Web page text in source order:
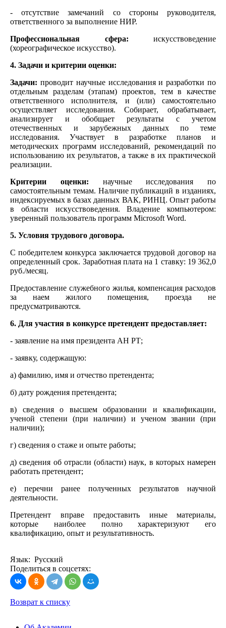
- отсутствие замечаний со стороны руководителя,
ответственного за выполнение НИР.
Профессиональная сфера: искусствоведение
(хореографическое искусство).
4. Задачи и критерии оценки:
Задачи: проводит научные исследования и разработки по
отдельным разделам (этапам) проектов, тем в качестве
ответственного исполнителя, и (или) самостоятельно
осуществляет исследования. Собирает, обрабатывает,
анализирует и обобщает результаты с учетом
отечественных и зарубежных данных по теме
исследования. Участвует в разработке планов и
методических программ исследований, рекомендаций по
использованию их результатов, а также в их практической
реализации.
Критерии оценки: научные исследования по
самостоятельным темам. Наличие публикаций в изданиях,
индексируемых в базах данных ВАК, РИНЦ. Опыт работы
в области искусствоведения. Владение компьютером:
уверенный пользователь программ Microsoft Word.
5. Условия трудового договора.
С победителем конкурса заключается трудовой договор на
определенный срок. Заработная плата на 1 ставку: 19 362,0
руб./месяц.
Предоставление служебного жилья, компенсация расходов
за наем жилого помещения, проезда не
предусматриваются.
6. Для участия в конкурсе претендент предоставляет:
- заявление на имя президента АН РТ;
- заявку, содержащую:
а) фамилию, имя и отчество претендента;
б) дату рождения претендента;
в) сведения о высшем образовании и квалификации,
ученой степени (при наличии) и ученом звании (при
наличии);
г) сведения о стаже и опыте работы;
д) сведения об отрасли (области) наук, в которых намерен
работать претендент;
е) перечни ранее полученных результатов научной
деятельности.
Претендент вправе предоставить иные материалы,
которые наиболее полно характеризуют его
квалификацию, опыт и результативность.
Язык: Русский
Поделиться в соцсетях:
Возврат к списку